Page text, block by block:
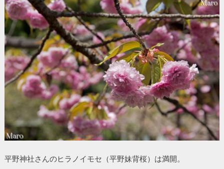
平野神社さんのヒラノイモセ（平野妹背桜）は満開。